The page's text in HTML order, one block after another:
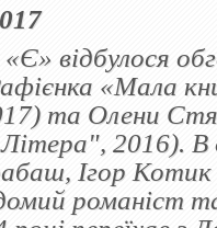
«Є» відбулося
«Мала
та Олени
2016). В
Ігор
романіст